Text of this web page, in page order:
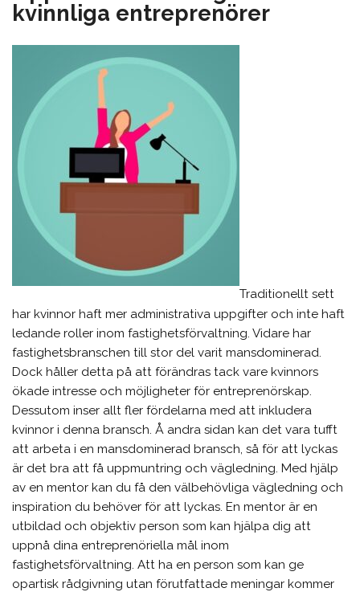
kvinnliga entreprenörer
Traditionellt sett
har kvinnor haft mer administrativa uppgifter och inte haft
ledande roller inom fastighetsförvaltning. Vidare har
fastighetsbranschen till stor del varit mansdominerad.
Dock håller detta på att förändras tack vare kvinnors
ökade intresse och möjligheter för entreprenörskap.
Dessutom inser allt fler fördelarna med att inkludera
kvinnor i denna bransch. Å andra sidan kan det vara tufft
att arbeta i en mansdominerad bransch, så för att lyckas
är det bra att få uppmuntring och vägledning. Med hjälp
av en mentor kan du få den välbehövliga vägledning och
inspiration du behöver för att lyckas. En mentor är en
utbildad och objektiv person som kan hjälpa dig att
uppnå dina entreprenöriella mål inom
fastighetsförvaltning. Att ha en person som kan ge
opartisk rådgivning utan förutfattade meningar kommer